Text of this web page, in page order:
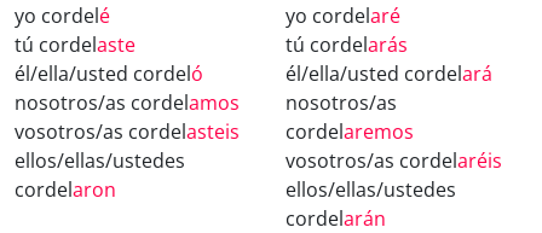
yo cordelé
tú cordelaste
él/ella/usted cordeló
nosotros/as cordelamos
vosotros/as cordelasteis
ellos/ellas/ustedes
cordelaron
yo cordelaré
tú cordelarás
él/ella/usted cordelará
nosotros/as
cordelaremos
vosotros/as cordelaréis
ellos/ellas/ustedes
cordelarán